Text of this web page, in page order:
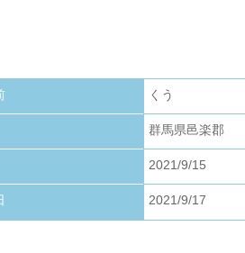
ップロードいたしました。
くう
群馬県邑楽郡
2021/9/15
2021/9/17